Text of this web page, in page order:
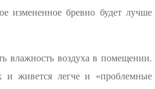
измененное бревно будет лучше
влажность воздуха в помещении.
и живется легче и «проблемные